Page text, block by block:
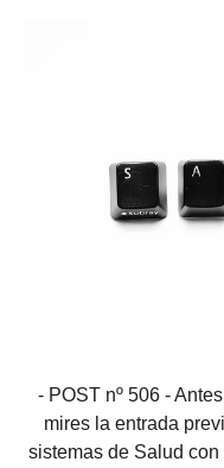
- POST nº 506 -
mires la entrada
sistemas de Salud